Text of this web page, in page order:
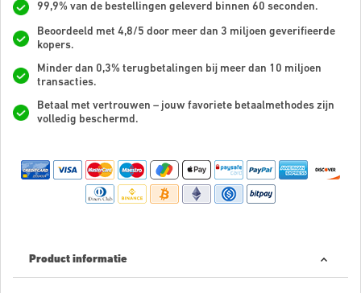
99,9% van de bestellingen geleverd binnen 60 seconden.
Beoordeeld met 4,8/5 door meer dan 3 miljoen geverifieerde
kopers.
Minder dan 0,3% terugbetalingen bij meer dan 10 miljoen
transacties.
Betaal met vertrouwen – jouw favoriete betaalmethodes zijn
volledig beschermd.
Product informatie